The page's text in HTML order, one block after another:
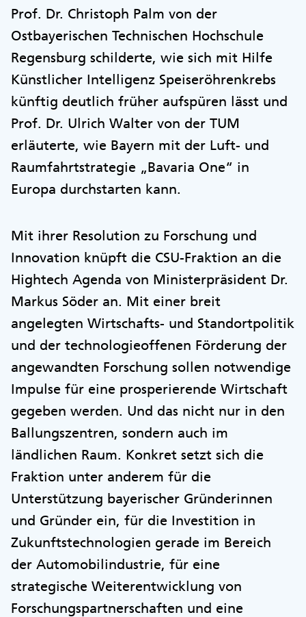
Prof. Dr. Christoph Palm von der
Ostbayerischen Technischen Hochschule
Regensburg schilderte, wie sich mit Hilfe
Künstlicher Intelligenz Speiseröhrenkrebs
künftig deutlich früher aufspüren lässt und
Prof. Dr. Ulrich Walter von der TUM
erläuterte, wie Bayern mit der Luft- und
Raumfahrtstrategie „Bavaria One“ in
Europa durchstarten kann.
Mit ihrer Resolution zu Forschung und
Innovation knüpft die CSU-Fraktion an die
Hightech Agenda von Ministerpräsident Dr.
Markus Söder an. Mit einer breit
angelegten Wirtschafts- und Standortpolitik
und der technologieoffenen Förderung der
angewandten Forschung sollen notwendige
Impulse für eine prosperierende Wirtschaft
gegeben werden. Und das nicht nur in den
Ballungszentren, sondern auch im
ländlichen Raum. Konkret setzt sich die
Fraktion unter anderem für die
Unterstützung bayerischer Gründerinnen
und Gründer ein, für die Investition in
Zukunftstechnologien gerade im Bereich
der Automobilindustrie, für eine
strategische Weiterentwicklung von
Forschungspartnerschaften und eine